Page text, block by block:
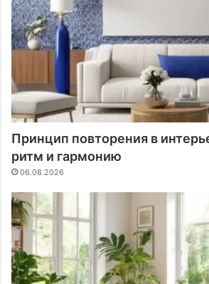
Принцип повторения в
ритм и гармонию
06.08.2026